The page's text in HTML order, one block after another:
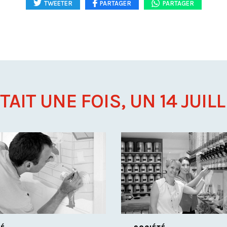
TWEETER PARTAGER PARTAGER
UNE FOIS, UN 14